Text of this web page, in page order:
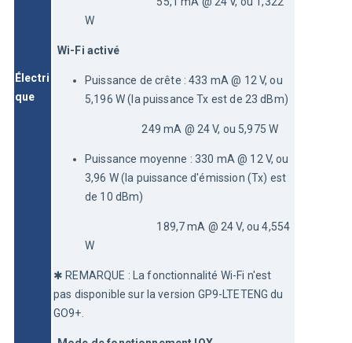
Électri
que
W
Wi-Fi activé
Puissance de crête : 433 mA @ 12 V, ou
5,196 W (la puissance Tx est de 23 dBm)
                       249 mA @ 24 V, ou 5,975 W
Puissance moyenne : 330 mA @ 12 V, ou
3,96 W (la puissance d'émission (Tx) est
de 10 dBm)
W
✱ REMARQUE : La fonctionnalité Wi-Fi n'est
pas disponible sur la version GP9-LTETENG du
GO9+.